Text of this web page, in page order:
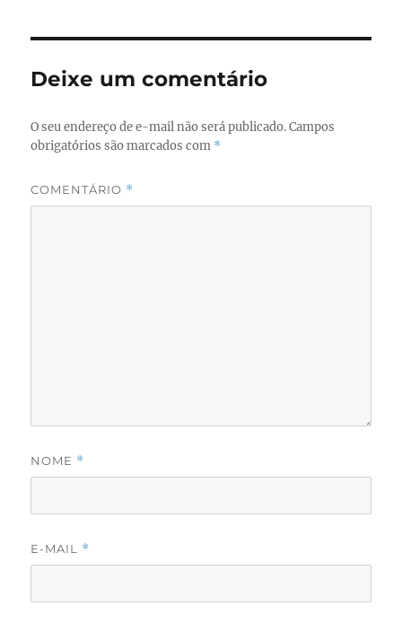
b
o
o
k
d
o
n
Deixe um comentário
O seu endereço de e-mail não será publicado. Campos
obrigatórios são marcados com *
COMENTÁRIO *
NOME *
E-MAIL *